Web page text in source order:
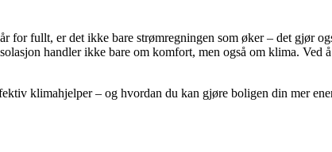
for fullt, er det ikke bare strømregningen som øker – det gjør
handler ikke bare om komfort, men også om klima. Ved
klimahjelper – og hvordan du kan gjøre boligen din mer